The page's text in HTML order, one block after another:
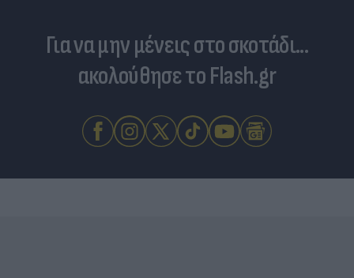
Για να μην μένεις στο σκοτάδι...
ακολούθησε το Flash.gr